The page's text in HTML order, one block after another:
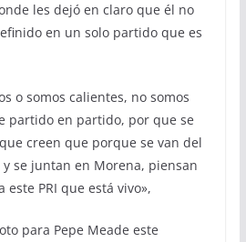
les dejó en claro que él no
en un solo partido que es
o somos calientes, no somos
partido en partido, por que se
creen que porque se van del
y se juntan en Morena, piensan
PRI que está vivo»,
para Pepe Meade este